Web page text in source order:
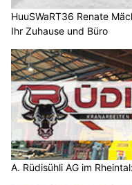
HuuSWaRT36 Renate
Ihr Zuhause und Büro
A. Rüdisühli AG im